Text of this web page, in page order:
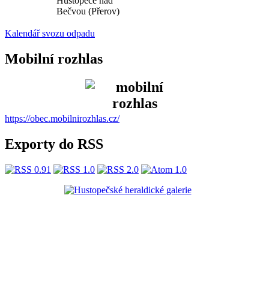
Bečvou (Přerov)
Kalendář svozu odpadu
Mobilní rozhlas
https://obec.mobilnirozhlas.cz/
Exporty do RSS